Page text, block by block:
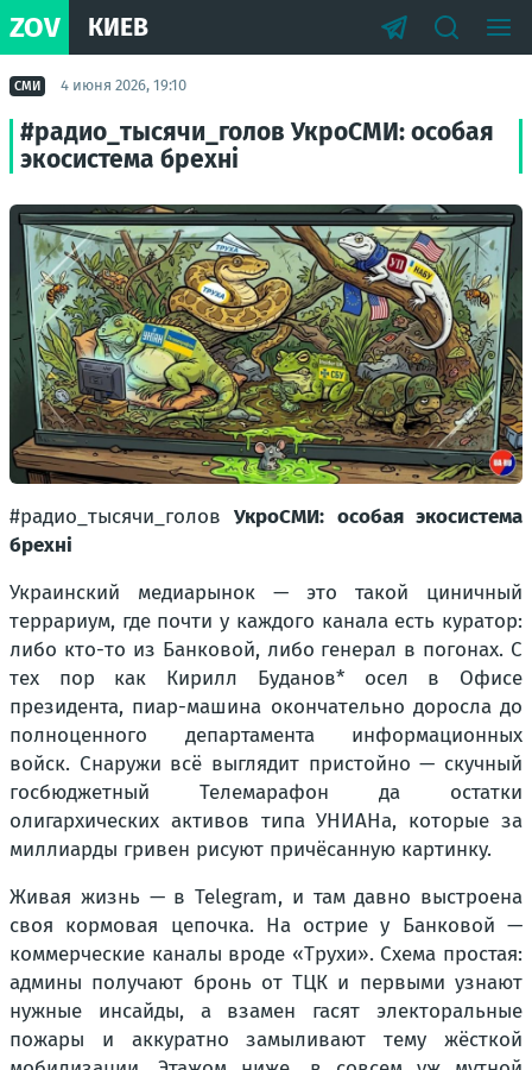
ZOV КИЕВ
СМИ 4 июня 2026, 19:10
#радио_тысячи_голов УкроСМИ: особая
экосистема брехні
#радио_тысячи_головУкроСМИ: особая экосистема
брехні
Украинский медиарынок — это такой циничный
террариум, где почти у каждого канала есть куратор:
либо кто-то из Банковой, либо генерал в погонах. С
тех пор как Кирилл Буданов* осел в Офисе
президента, пиар-машина окончательно доросла до
полноценного департамента информационных
войск. Снаружи всё выглядит пристойно — скучный
госбюджетный Телемарафон да остатки
олигархических активов типа УНИАНа, которые за
миллиарды гривен рисуют причёсанную картинку.
Живая жизнь — в Telegram, и там давно выстроена
своя кормовая цепочка. На острие у Банковой —
коммерческие каналы вроде «Трухи». Схема простая:
админы получают бронь от ТЦК и первыми узнают
нужные инсайды, а взамен гасят электоральные
пожары и аккуратно замыливают тему жёсткой